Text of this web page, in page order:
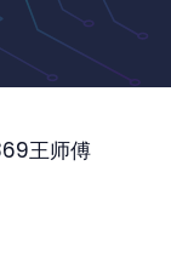
王师傅